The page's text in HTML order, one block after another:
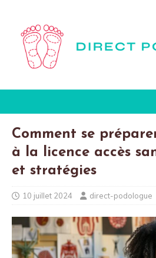
Comment se
à la licence accès
et stratégies
10 juillet 2024 direct-podologue